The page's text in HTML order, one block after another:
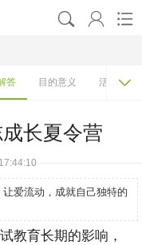
  
答 目的意义 活动排行

长夏令营
爱流动，成就自己独特的
教育长期的影响，